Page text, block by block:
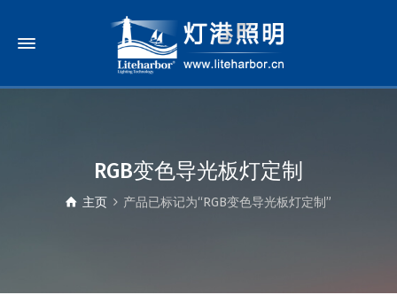
RGB变色导光板灯定制
主页 产品已标记为“RGB变色导光板灯定制”